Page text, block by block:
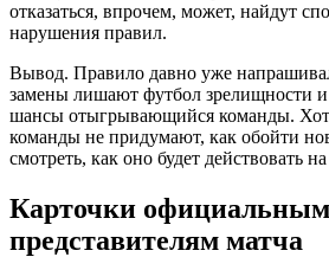
отказаться, впрочем, может, найдут
нарушения правил.
Вывод. Правило давно уже
замены лишают футбол зрелищности
шансы отыгрывающийся команды.
команды не придумают, как обойти
смотреть, как оно будет действовать
Карточки официальным
представителям матча